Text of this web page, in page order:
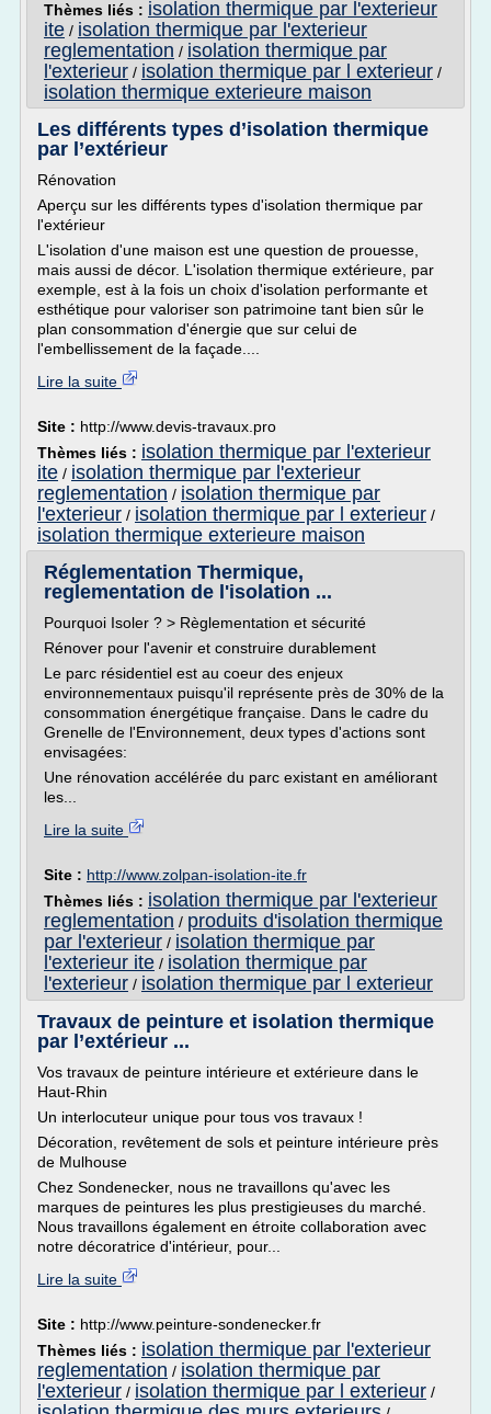
Thèmes liés : isolation thermique par l'exterieur
ite / isolation thermique par l'exterieur
reglementation / isolation thermique par
l'exterieur / isolation thermique par l exterieur /
isolation thermique exterieure maison
Les différents types d’isolation thermique
par l’extérieur
Rénovation
Aperçu sur les différents types d'isolation thermique par
l'extérieur
L'isolation d'une maison est une question de prouesse,
mais aussi de décor. L'isolation thermique extérieure, par
exemple, est à la fois un choix d'isolation performante et
esthétique pour valoriser son patrimoine tant bien sûr le
plan consommation d'énergie que sur celui de
l'embellissement de la façade....
Lire la suite
Site : http://www.devis-travaux.pro
Thèmes liés : isolation thermique par l'exterieur
ite / isolation thermique par l'exterieur
reglementation / isolation thermique par
l'exterieur / isolation thermique par l exterieur /
isolation thermique exterieure maison
Réglementation Thermique,
reglementation de l'isolation ...
Pourquoi Isoler ? > Règlementation et sécurité
Rénover pour l'avenir et construire durablement
Le parc résidentiel est au coeur des enjeux
environnementaux puisqu'il représente près de 30% de la
consommation énergétique française. Dans le cadre du
Grenelle de l'Environnement, deux types d'actions sont
envisagées:
Une rénovation accélérée du parc existant en améliorant
les...
Lire la suite
Site : http://www.zolpan-isolation-ite.fr
Thèmes liés : isolation thermique par l'exterieur
reglementation / produits d'isolation thermique
par l'exterieur / isolation thermique par
l'exterieur ite / isolation thermique par
l'exterieur / isolation thermique par l exterieur
Travaux de peinture et isolation thermique
par l’extérieur ...
Vos travaux de peinture intérieure et extérieure dans le
Haut-Rhin
Un interlocuteur unique pour tous vos travaux !
Décoration, revêtement de sols et peinture intérieure près
de Mulhouse
Chez Sondenecker, nous ne travaillons qu'avec les
marques de peintures les plus prestigieuses du marché.
Nous travaillons également en étroite collaboration avec
notre décoratrice d'intérieur, pour...
Lire la suite
Site : http://www.peinture-sondenecker.fr
Thèmes liés : isolation thermique par l'exterieur
reglementation / isolation thermique par
l'exterieur / isolation thermique par l exterieur /